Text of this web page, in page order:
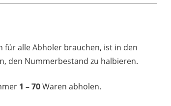
für alle Abholer brauchen, ist in den
den Nummerbestand zu halbieren.
1 – 70Waren abholen.